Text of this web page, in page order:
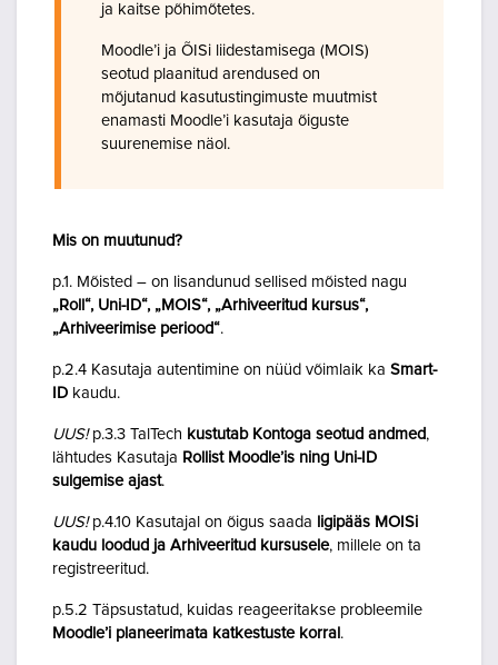
ja kaitse põhimõtetes.
Moodle’i ja ÕISi liidestamisega (MOIS)
seotud plaanitud arendused on
mõjutanud kasutustingimuste muutmist
enamasti Moodle’i kasutaja õiguste
suurenemise näol.
Mis on muutunud?
p.1. Mõisted – on lisandunud sellised mõisted nagu
„Roll“, Uni-ID“, „MOIS“, „Arhiveeritud kursus“,
„Arhiveerimise periood“.
p.2.4 Kasutaja autentimine on nüüd võimlaik ka Smart-
ID kaudu.
UUS!p.3.3 TalTech kustutab Kontoga seotud andmed,
lähtudes Kasutaja Rollist Moodle’is ning Uni-ID
sulgemise ajast.
UUS!p.4.10 Kasutajal on õigus saada ligipääs MOISi
kaudu loodud ja Arhiveeritud kursusele, millele on ta
registreeritud.
p.5.2 Täpsustatud, kuidas reageeritakse probleemile
Moodle’i planeerimata katkestuste korral .